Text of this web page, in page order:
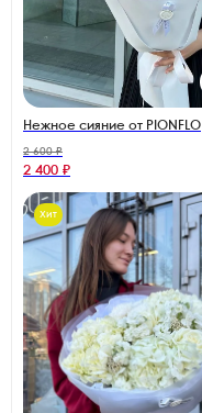
Нежное сияние от PIONFLO
2 600 ₽
2 400 ₽
Хит